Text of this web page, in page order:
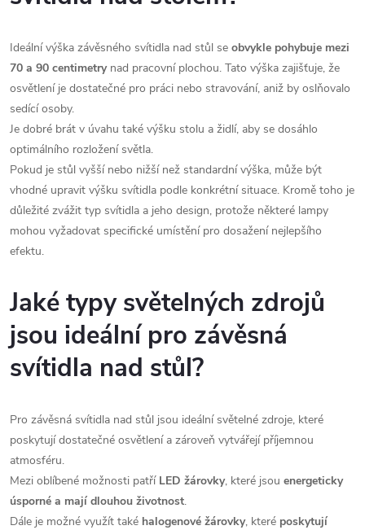
Ideální výška závěsného svítidla nad stůl se obvykle pohybuje mezi
70 a 90 centimetry nad pracovní plochou. Tato výška zajišťuje, že
osvětlení je dostatečné pro práci nebo stravování, aniž by oslňovalo
sedící osoby.
Je dobré brát v úvahu také výšku stolu a židlí, aby se dosáhlo
optimálního rozložení světla.
Pokud je stůl vyšší nebo nižší než standardní výška, může být
vhodné upravit výšku svítidla podle konkrétní situace. Kromě toho je
důležité zvážit typ svítidla a jeho design, protože některé lampy
mohou vyžadovat specifické umístění pro dosažení nejlepšího
efektu.
Jaké typy světelných zdrojů
jsou ideální pro závěsná
svítidla nad stůl?
Pro závěsná svítidla nad stůl jsou ideální světelné zdroje, které
poskytují dostatečné osvětlení a zároveň vytvářejí příjemnou
atmosféru.
Mezi oblíbené možnosti patří LED žárovky, které jsou energeticky
úsporné a mají dlouhou životnost.
Dále je možné využít také halogenové žárovky, které poskytují